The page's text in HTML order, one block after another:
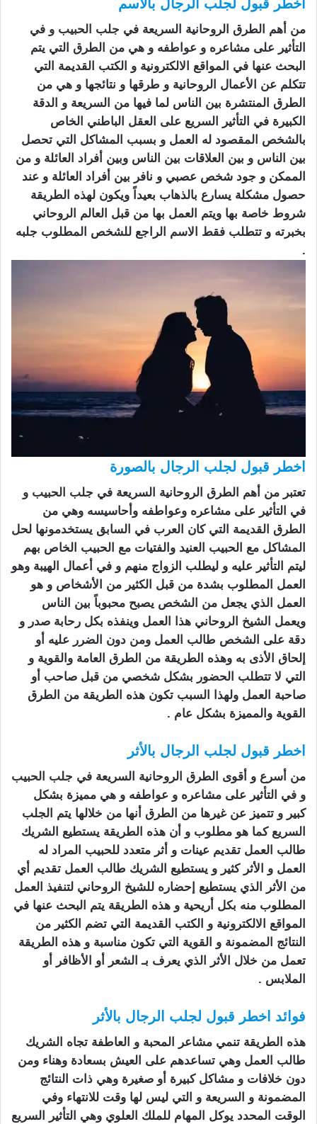
اخطر قبول لجلب الرجال بالاسم
من أهم الطرق الروحانية السريعة في جلب الحبيب و في
التأثير على مشاعره و عواطفه و هي من الطرق التي يتم
البحث عنها في المواقع الالكترونية و الكتب القديمة التي
تتكلم عن الأعمال الروحانية و طرقها و نتائجها و هي من
الطرق المنتشرة بين الناس لما فيها من السريعة و الدقة
الكبيرة في التأثير السريع على العقل الباطني الخاص
بالشخص المقصود له العمل و بسبب المشاكل التي تحصل
بين الناس و بين العلاقات بين الناس وبين أفراد العائلة و من
الممكن و جود شخص عصبي و نافر بين أفراد العائلة و عند
حصول مشكلة يسارع بالذهاب بعيداً ويكون لهذه الطريقة
شروط خاصة بها ويتم العمل بها من قبل العالم الروحاني
بخبرته و تتطلب فقط الاسم الراجع للشخص المطلوب جلبه
.
اخطر قبول لجلب الرجال بالصورة
تعتبر من أهم الطرق الروحانية السريعة في جلب الحبيب و
في التأثير على مشاعره وعواطفه وأحاسيسه وهي من
الطرق القديمة التي كان العرب في السابق يستخدمونها لحل
المشاكل مع الحبيب العنيد والفتيات مع الحبيب الخاص بهم
ليتم التأثير عليه و ليطلب الزواج منهم و في أعمال الهيبة وهو
العمل المطلوب بشدة من قبل الكثير من الأشخاص و هو
العمل الذي يجعل من الشخص يصبح محبوباً بين الناس
ويعمل الشيخ الروحاني هذا العمل وينفذه بكل رحابة صدر و
دقة على الشخص طالب العمل ومن دون الضرر عليه أو
إلحاق الأذى به وهذه الطريقة من الطرق العامة والقوية و
التي لا تتطلب الحضور بشكل شخصي من قبل صاحب أو
صاحبة العمل ولهذا السبب تكون هذه الطريقة من الطرق
القوية والمميزة بشكل عام .
اخطر قبول لجلب الرجال بالأثر
من أسرع و أقوى الطرق الروحانية السريعة في جلب الحبيب
و في التأثير على مشاعره و عواطفه و هي مميزة بشكل
كبير و تتميز عن غيرها من الطرق أنها من خلالها يتم الجلب
السريع كما هو مطلوب و أن هذه الطريقة يستطيع الشريك
طالب العمل تقديم عينات و أثر متعدد للحبيب المراد له
العمل و الأثر كثير و يستطيع الشريك طالب العمل تقديم أي
من الأثر الذي يستطيع إحضاره للشيخ الروحاني لتنفيذ العمل
المطلوب منه بكل أريحية و هذه الطريقة يتم البحث عنها في
المواقع الالكترونية و الكتب القديمة التي تضم الكثير من
النتائج المضمونة و القوية التي تكون مناسبة و هذه الطريقة
تعمل من خلال الأثر الذي يعرف بـ الشعر أو الأظافر أو
الملابس .
فوائد اخطر قبول لجلب الرجال بالأثر
هذه الطريقة تنمي مشاعر المحبة و العاطفة تجاه الشريك
طالب العمل وهي تساعدهم على العيش بسعادة وهناء ومن
دون خلافات و مشاكل كبيرة أو صغيرة وهي ذات النتائج
المضمونة و السريعة و التي ليس لها وقت للانتهاء وفي
الوقت المحدد يوكل المهام للملك العلوي وهي التأثير السريع